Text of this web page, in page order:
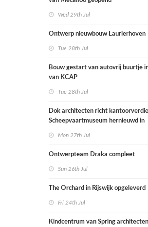
Wed 29th Jul
Ontwerp nieuwbouw Laurierhoven
Tue 28th Jul
Bouw gestart van autovrij buurtje
van KCAP
Tue 28th Jul
Dok architecten richt
Scheepvaartmuseum hernieuwd in
Mon 27th Jul
Ontwerpteam Draka compleet
Sun 26th Jul
The Orchard in Rijswijk opgeleverd
Fri 24th Jul
Kindcentrum van Spring